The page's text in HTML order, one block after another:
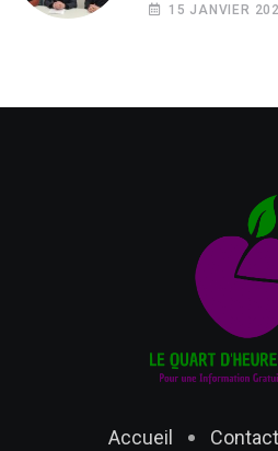
15 JANVIER
Accueil Contact